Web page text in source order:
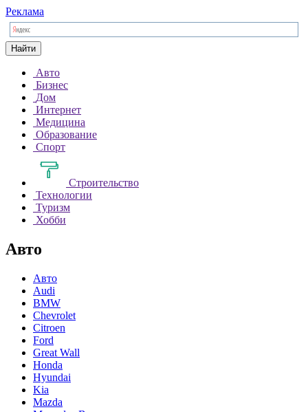
Реклама
Найти
Авто
Бизнес
Дом
Интернет
Медицина
Образование
Спорт
Строительство
Технологии
Туризм
Хобби
Авто
Авто
Audi
BMW
Chevrolet
Citroen
Ford
Great Wall
Honda
Hyundai
Kia
Mazda